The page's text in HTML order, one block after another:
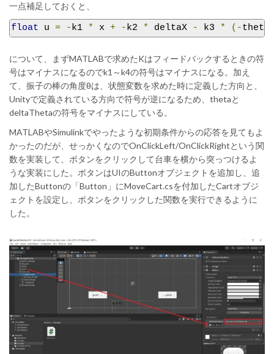
一点補足しておくと、
float u = -k1 * x + -k2 * deltaX - k3 * (-theta
について、まずMATLABで求めたKはフィードバックするときの符
号はマイナスになるのでk1～k4の符号はマイナスになる。加え
て、振子の棒の角度θは、状態変数を求めた時に定義した方向と、
Unityで定義されている方向で符号が逆になるため、thetaと
deltaThetaの符号をマイナスにしている。
MATLABやSimulinkでやったような初期条件からの応答を見てもよ
かったのだが、せっかくなのでOnClickLeft/OnClickRightという関
数を実装して、ボタンをクリックして台車を横から突っつけるよ
うな実装にした。ボタンはUIのButtonオブジェクトを追加し、追
加したButtonの「Button」にMoveCart.csを付加したCartオブジ
ェクトを設定し、ボタンをクリックした関数を実行できるように
した。